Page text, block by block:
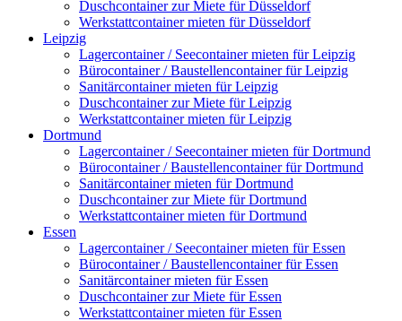
Duschcontainer zur Miete für Düsseldorf
Werkstattcontainer mieten für Düsseldorf
Leipzig
Lagercontainer / Seecontainer mieten für Leipzig
Bürocontainer / Baustellencontainer für Leipzig
Sanitärcontainer mieten für Leipzig
Duschcontainer zur Miete für Leipzig
Werkstattcontainer mieten für Leipzig
Dortmund
Lagercontainer / Seecontainer mieten für Dortmund
Bürocontainer / Baustellencontainer für Dortmund
Sanitärcontainer mieten für Dortmund
Duschcontainer zur Miete für Dortmund
Werkstattcontainer mieten für Dortmund
Essen
Lagercontainer / Seecontainer mieten für Essen
Bürocontainer / Baustellencontainer für Essen
Sanitärcontainer mieten für Essen
Duschcontainer zur Miete für Essen
Werkstattcontainer mieten für Essen